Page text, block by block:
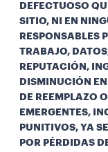
DEFECTUOSO
SITIO, NI EN
RESPONSABLES
TRABAJO,
REPUTACIÓN,
DISMINUCIÓN
DE REEMPLAZO
EMERGENTES,
PUNITIVOS, YA
POR PÉRDIDAS